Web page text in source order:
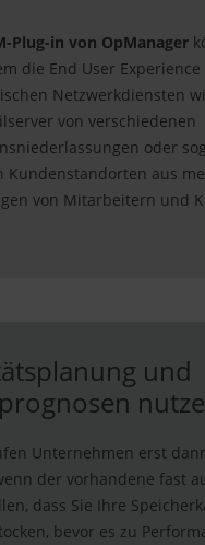
Plug-in von OpManager
die End User Experience
Netzwerkdiensten
von verschiedenen
oder
Kundenstandorten aus
von Mitarbeitern und
und
Unternehmen erst
der vorhandene fast
dass Sie Ihre
bevor es zu